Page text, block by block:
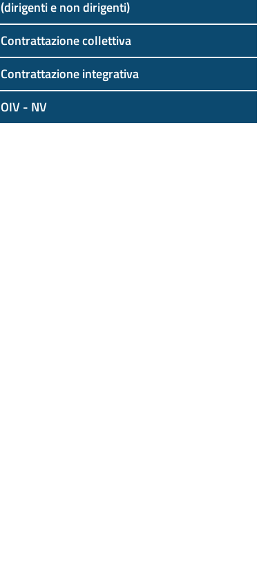
(dirigenti e non dirigenti)
Contrattazione collettiva
Contrattazione integrativa
OIV - NV